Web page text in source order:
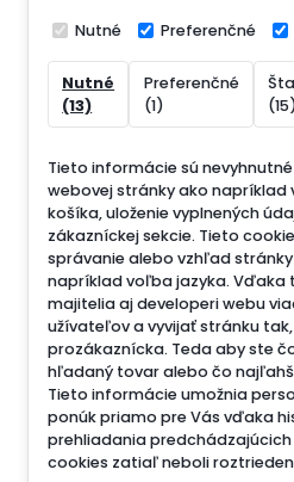
Nutné Preferenčné
Nutné
(13)
Preferenčné
(1)
Tieto informácie sú
webovej stránky ako napríklad
košíka, uloženie vyplnených
zákazníckej sekcie. Tieto
správanie alebo vzhľad
napríklad voľba jazyka. Vďaka
majitelia aj developeri webu
užívateľov a vyvijať stránku
prozákaznícka. Teda aby ste
hľadaný tovar alebo čo
Tieto informácie umožnia
ponúk priamo pre Vás vďaka
prehliadania
cookies zatiaľ neboli